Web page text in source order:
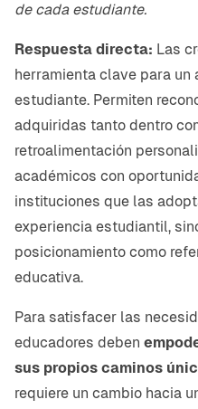
de cada estudiante.
Respuesta directa: Las
herramienta clave para un
estudiante. Permiten
adquiridas tanto dentro
retroalimentación
académicos con
instituciones que las
experiencia estudiantil,
posicionamiento como
educativa.
Para satisfacer las
educadores deben
sus propios caminos
requiere un cambio hacia